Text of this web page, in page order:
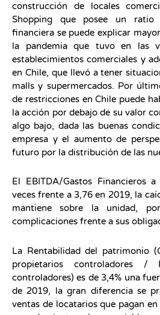
construcción de locales
Shopping que posee un
financiera se puede explicar
la pandemia que tuvo en las
establecimientos comerciales y
en Chile, que llevó a tener
malls y supermercados. Por
de restricciones en Chile puede
la acción por debajo de su valor
algo bajo, dada las buenas
empresa y el aumento de
futuro por la distribución de las
El EBITDA/Gastos Financieros
veces frente a 3,76 en 2019, la
mantiene sobre la unidad,
complicaciones frente a sus
La Rentabilidad del patrimonio
propietarios controladores /
controladores) es de 3,4% una
de 2019, la gran diferencia se
ventas de locatarios que pagan